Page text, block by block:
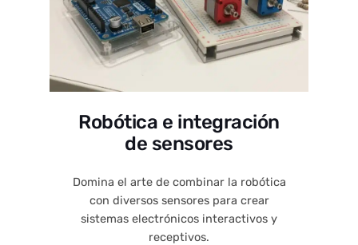
Robótica e integración
de sensores
Domina el arte de combinar la robótica
con diversos sensores para crear
sistemas electrónicos interactivos y
receptivos.